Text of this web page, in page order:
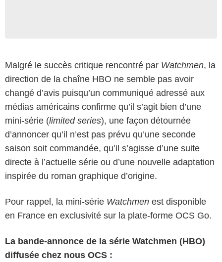
Malgré le succès critique rencontré par Watchmen, la
direction de la chaîne HBO ne semble pas avoir
changé d’avis puisqu’un communiqué adressé aux
médias américains confirme qu’il s’agit bien d’une
mini-série (limited series), une façon détournée
d’annoncer qu’il n’est pas prévu qu’une seconde
saison soit commandée, qu’il s’agisse d’une suite
directe à l’actuelle série ou d’une nouvelle adaptation
inspirée du roman graphique d’origine.
Pour rappel, la mini-série Watchmen est disponible
en France en exclusivité sur la plate-forme OCS Go.
La bande-annonce de la série Watchmen (HBO)
diffusée chez nous OCS :